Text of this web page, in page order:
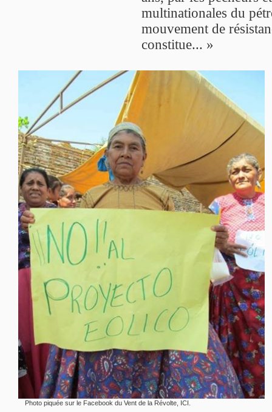
multinationales du
mouvement de
constitue... »
Photo piquée sur le Facebook du Vent de la Révolte, ICI